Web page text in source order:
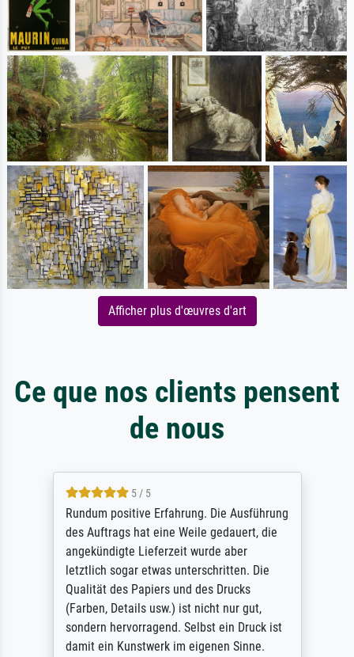
Afficher plus d'œuvres d'art
Ce que nos clients pensent
de nous
5 / 5
Rundum positive Erfahrung. Die Ausführung
des Auftrags hat eine Weile gedauert, die
angekündigte Lieferzeit wurde aber
letztlich sogar etwas unterschritten. Die
Qualität des Papiers und des Drucks
(Farben, Details usw.) ist nicht nur gut,
sondern hervorragend. Selbst ein Druck ist
damit ein Kunstwerk im eigenen Sinne.